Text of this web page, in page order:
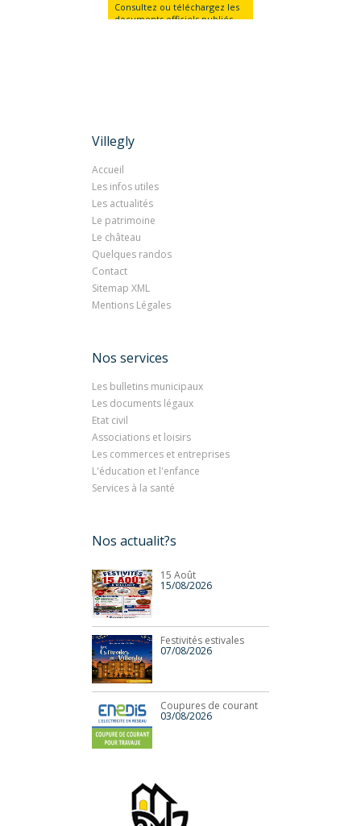
Consultez ou téléchargez les
documents officiels publiés
Villegly
Accueil
Les infos utiles
Les actualités
Le patrimoine
Le château
Quelques randos
Contact
Sitemap XML
Mentions Légales
Nos services
Les bulletins municipaux
Les documents légaux
Etat civil
Associations et loisirs
Les commerces et entreprises
L'éducation et l'enfance
Services à la santé
Nos actualit?s
15 Août
15/08/2026
Festivités estivales
07/08/2026
Coupures de courant
03/08/2026